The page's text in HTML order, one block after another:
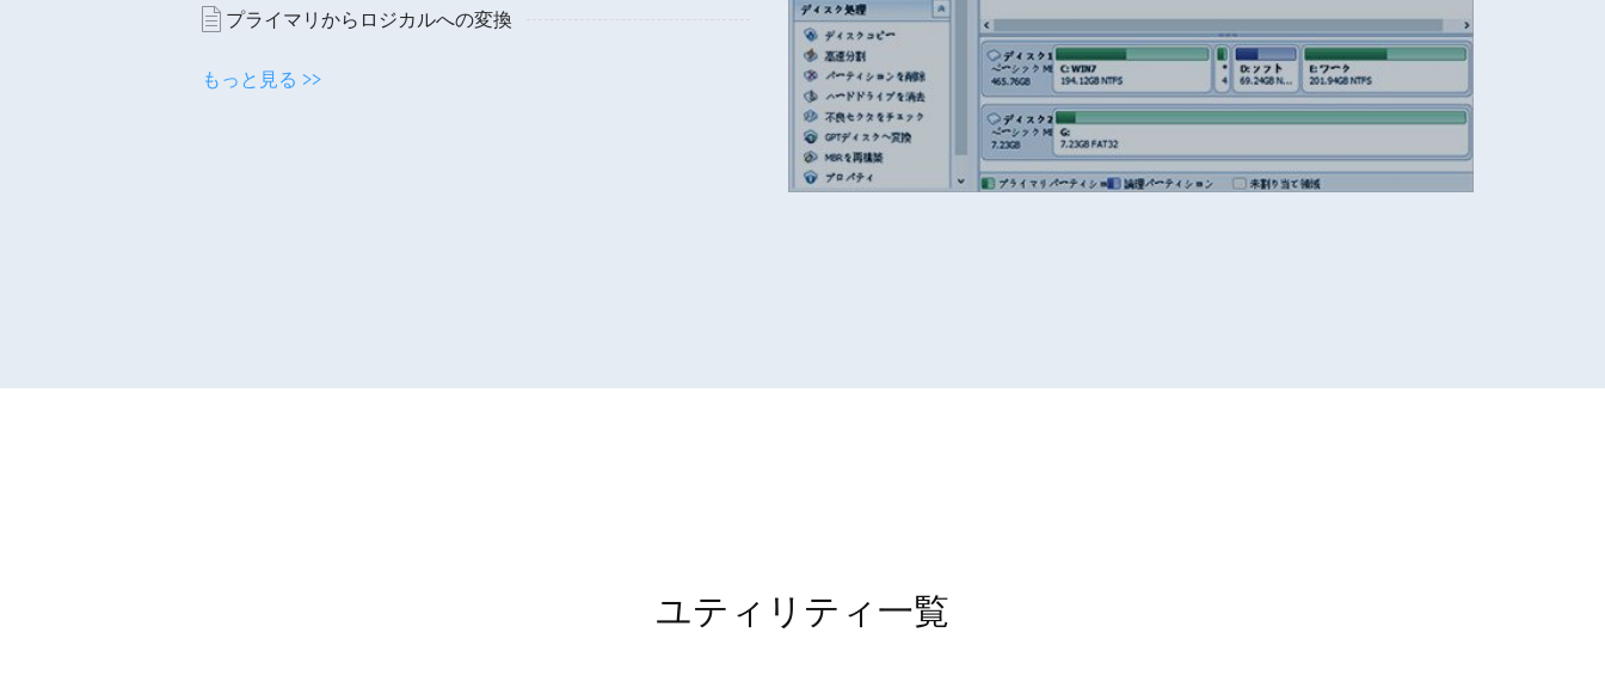
プライマリからロジカルへの変換
もっと見る >>
ユティリティ一覧